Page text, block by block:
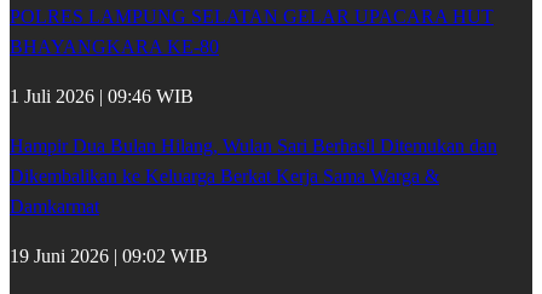
POLRES LAMPUNG SELATAN GELAR UPACARA HUT
BHAYANGKARA KE-80
1 Juli 2026 | 09:46 WIB
Hampir Dua Bulan Hilang, Wulan Sari Berhasil Ditemukan dan
Dikembalikan ke Keluarga Berkat Kerja Sama Warga &
Damkarmat
19 Juni 2026 | 09:02 WIB